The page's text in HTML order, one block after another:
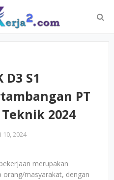
D3 S1
PT
2024
10, 2024
merupakan
orang/masyarakat, dengan